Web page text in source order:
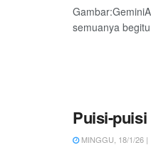
semuanya
Puisi-
MINGGU, 18/1/26 |